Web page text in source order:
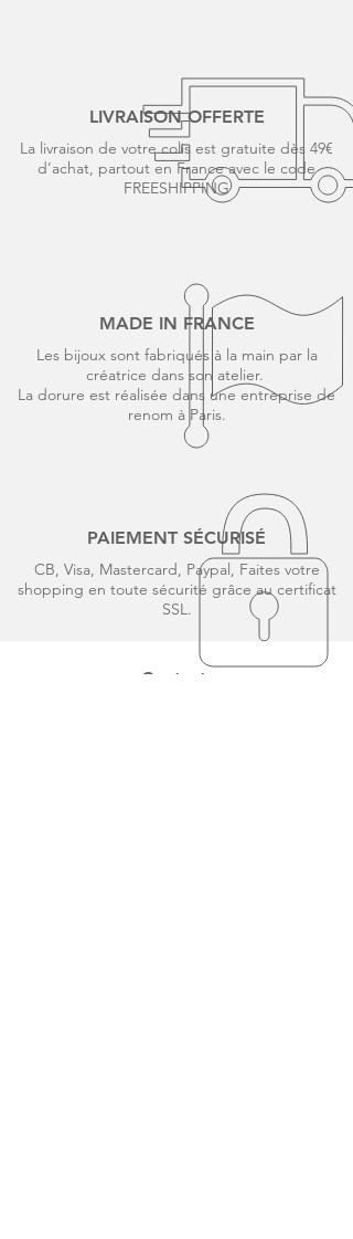
LIVRAISON OFFERTE
La livraison de votre colis est gratuite dès 49€
d’achat, partout en France avec le code
FREESHIPPING
MADE IN FRANCE
Les bijoux sont fabriqués à la main par la
créatrice dans son atelier.
La dorure est réalisée dans une entreprise de
renom à Paris.
PAIEMENT SÉCURISÉ
CB, Visa, Mastercard, Paypal, Faites votre
shopping en toute sécurité grâce au certificat
SSL.
Contact